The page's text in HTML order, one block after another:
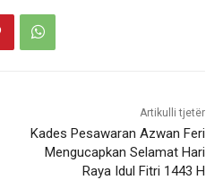
Artikulli tjetër
Kades Pesawaran Azwan Feri
Mengucapkan Selamat Hari
Raya Idul Fitri 1443 H